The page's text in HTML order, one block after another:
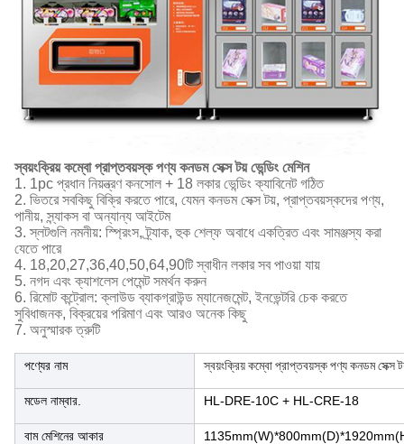
স্বয়ংক্রিয় কম্বো প্রাপ্তবয়স্ক পণ্য কনডম সেক্স টয় ভেন্ডিং মেশিন
1. 1pc প্রধান নিয়ন্ত্রণ কনসোল + 18 লকার ভেন্ডিং ক্যাবিনেট গঠিত
2. ভিতরে সবকিছু বিক্রি করতে পারে, যেমন কনডম সেক্স টয়, প্রাপ্তবয়স্কদের পণ্য,
পানীয়, স্ন্যাকস বা অন্যান্য আইটেম
3. স্লটগুলি নমনীয়: স্প্রিংস, ট্র্যাক, হুক শেল্ফ অবাধে একত্রিত এবং সামঞ্জস্য করা
যেতে পারে
4. 18,20,27,36,40,50,64,90টি স্বাধীন লকার সব পাওয়া যায়
5. নগদ এবং ক্যাশলেস পেমেন্ট সমর্থন করুন
6. রিমোট কন্ট্রোল: ক্লাউড ব্যাকগ্রাউন্ড ম্যানেজমেন্ট, ইনভেন্টরি চেক করতে
সুবিধাজনক, বিক্রয়ের পরিমাণ এবং আরও অনেক কিছু
7. অনুস্মারক ত্রুটি
পণ্যের নাম স্বয়ংক্রিয় কম্বো প্রাপ্তবয়স্ক পণ্য কনডম সেক্স টয়
মডেল নাম্বার. HL-DRE-10C + HL-CRE-18
বাম মেশিনের আকার